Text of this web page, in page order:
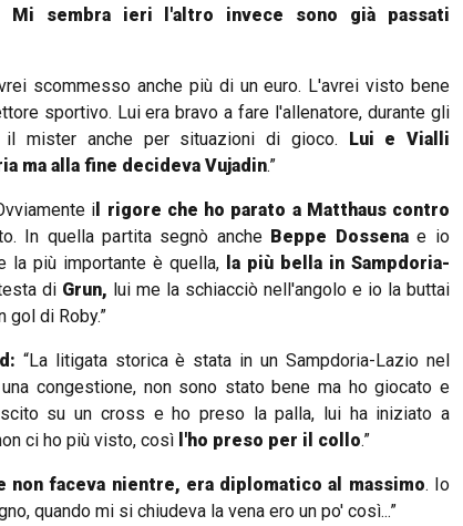
Mi sembra ieri l'altro invece sono già passati
scommesso anche più di un euro. L'avrei visto bene
sportivo. Lui era bravo a fare l'allenatore, durante gli
il mister anche per situazioni di gioco. Lui e Vialli
ma alla fine decideva Vujadin.”
i l rigore che ho parato a Matthaus contro
In quella partita segnò anche Beppe Dossenae io
la più importante è quella, la più bella in Sampdoria-
di Grun, lui me la schiacciò nell'angolo e io la buttai
gol di Roby.”
“La litigata storica è stata in un Sampdoria-Lazio nel
congestione, non sono stato bene ma ho giocato e
su un cross e ho preso la palla, lui ha iniziato a
ci ho più visto, così l'ho preso per il collo.”
non faceva nientre, era diplomatico al massimo. Io
quando mi si chiudeva la vena ero un po' così...”